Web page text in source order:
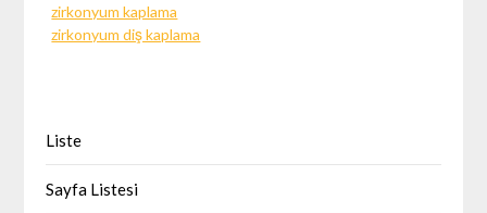
zirkonyum kaplama
zirkonyum diş kaplama
Liste
Sayfa Listesi